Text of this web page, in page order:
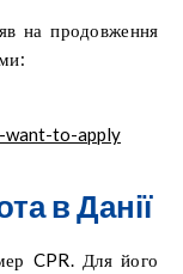
на продовження
want-to-apply
в Данії
CPR. Для його